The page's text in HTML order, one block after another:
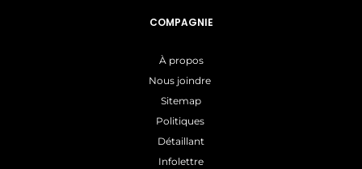
COMPAGNIE
À propos
Nous joindre
Sitemap
Politiques
Détaillant
Infolettre